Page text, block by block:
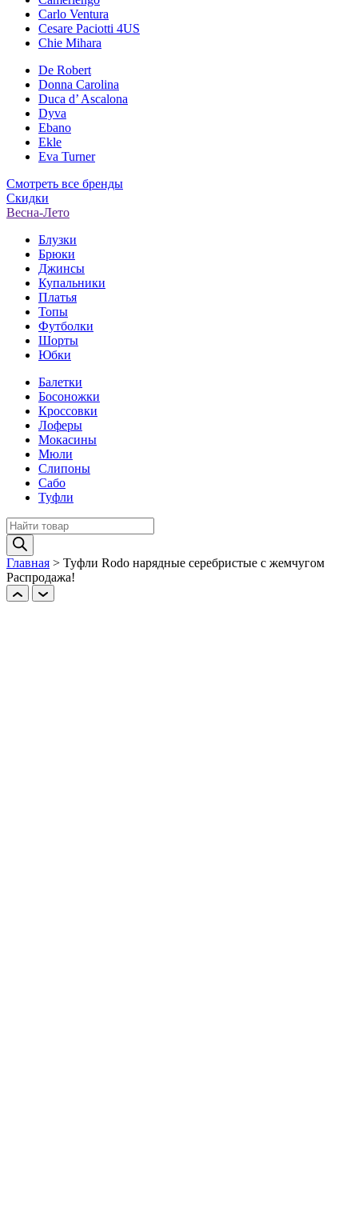
Carlo Ventura
Cesare Paciotti 4US
Chie Mihara
De Robert
Donna Carolina
Duca d’ Ascalona
Dyva
Ebano
Ekle
Eva Turner
Смотреть все бренды
Скидки
Весна-Лето
Блузки
Брюки
Джинсы
Купальники
Платья
Топы
Футболки
Шорты
Юбки
Балетки
Босоножки
Кроссовки
Лоферы
Мокасины
Мюли
Слипоны
Сабо
Туфли
Поиск
товаров
Главная > Туфли Rodo нарядные серебристые с жемчугом
Распродажа!